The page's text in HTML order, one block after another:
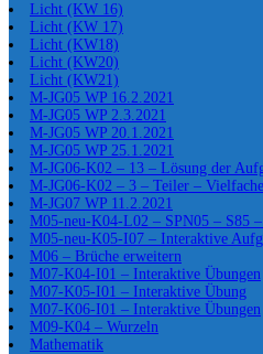
Licht (KW 16)
Licht (KW 17)
Licht (KW18)
Licht (KW20)
Licht (KW21)
M-JG05 WP 16.2.2021
M-JG05 WP 2.3.2021
M-JG05 WP 20.1.2021
M-JG05 WP 25.1.2021
M-JG06-K02 – 13 – Lösung der
M-JG06-K02 – 3 – Teiler –
M-JG07 WP 11.2.2021
M05-neu-K04-L02 – SPN05 – S85
M05-neu-K05-I07 – Interaktive
M06 – Brüche erweitern
M07-K04-I01 – Interaktive Übungen
M07-K05-I01 – Interaktive Übung
M07-K06-I01 – Interaktive Übungen
M09-K04 – Wurzeln
Mathematik